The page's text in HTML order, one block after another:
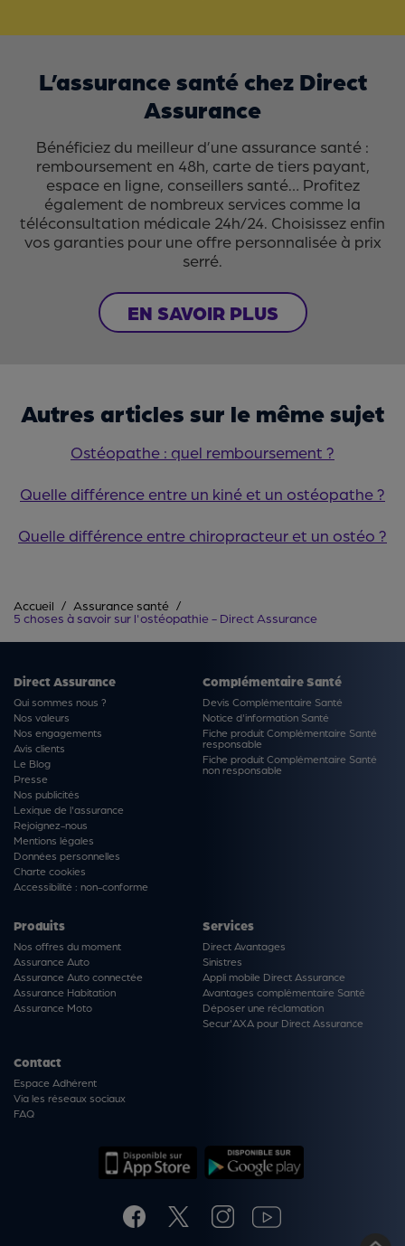
L’assurance santé chez Direct
Assurance
Bénéficiez du meilleur d’une assurance santé :
remboursement en 48h, carte de tiers payant,
espace en ligne, conseillers santé… Profitez
également de nombreux services comme la
téléconsultation médicale 24h/24. Choisissez enfin
vos garanties pour une offre personnalisée à prix
serré.
EN SAVOIR PLUS
Autres articles sur le même sujet
Ostéopathe : quel remboursement ?
Quelle différence entre un kiné et un ostéopathe ?
Quelle différence entre chiropracteur et un ostéo ?
Accueil
Assurance santé
5 choses à savoir sur l'ostéopathie - Direct Assurance
Direct Assurance
Qui sommes nous ?
Nos valeurs
Nos engagements
Avis clients
Le Blog
Presse
Nos publicités
Lexique de l'assurance
Rejoignez-nous
Mentions légales
Données personnelles
Charte cookies
Accessibilité : non-conforme
Complémentaire Santé
Devis Complémentaire Santé
Notice d'information Santé
Fiche produit Complémentaire Santé
responsable
Fiche produit Complémentaire Santé
non responsable
Produits
Nos offres du moment
Assurance Auto
Assurance Auto connectée
Assurance Habitation
Assurance Moto
Services
Direct Avantages
Sinistres
Appli mobile Direct Assurance
Avantages complémentaire Santé
Déposer une réclamation
Secur'AXA pour Direct Assurance
Contact
Espace Adhérent
Via les réseaux sociaux
FAQ